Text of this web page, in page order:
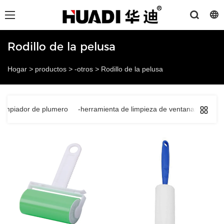
Rodillo de la pelusa
Hogar > productos > -otros > Rodillo de la pelusa
de plumero -herramienta de limpieza de ventanas